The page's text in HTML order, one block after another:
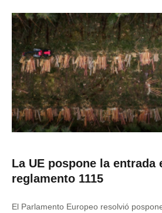
La UE pospone la entrada
reglamento 1115
El Parlamento Europeo resolvió